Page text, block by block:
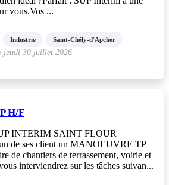
vous.Vos ...
Industrie Saint-Chély-d'Apcher
jeudi 30 juillet 2026
H/F
INTERIM SAINT FLOUR
de ses client un MANOEUVRE TP
de chantiers de terrassement, voirie et
interviendrez sur les tâches suivan...